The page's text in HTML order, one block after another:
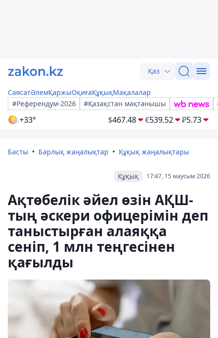
Қаз
СаясатӘлемҚаржыОқиғаҚұқықМақалалар
#Референдум-2026
#Қазақстан мақтанышы
+33° $467.48 €539.52 ₽5.73
Басты Барлық жаңалықтар Құқық жаңалықтары
17:47, 15 маусым 2026
Құқық
Ақтөбелік әйел өзін АҚШ-
тың әскери офицерімін деп
таныстырған алаяққа
сеніп, 1 млн теңгесінен
қағылды